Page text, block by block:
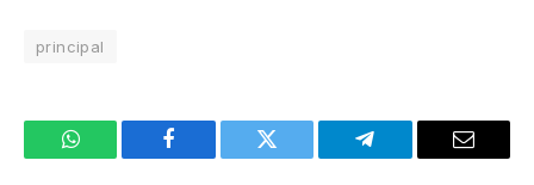
principal
WhatsApp Facebook Twitter Telegram Email